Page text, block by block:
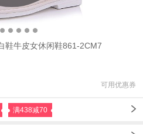
鞋牛皮女休闲鞋861-2CM7
可用优惠券
满438减70